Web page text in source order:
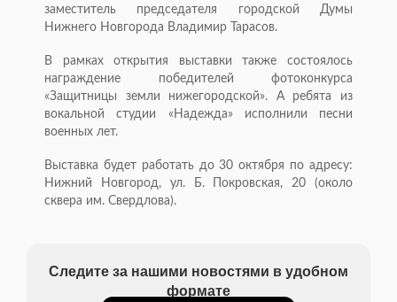
заместитель председателя городской Думы
Нижнего Новгорода Владимир Тарасов.
В рамках открытия выставки также состоялось
награждение победителей фотоконкурса
«Защитницы земли нижегородской». А ребята из
вокальной студии «Надежда» исполнили песни
военных лет.
Выставка будет работать до 30 октября по адресу:
Нижний Новгород, ул. Б. Покровская, 20 (около
сквера им. Свердлова).
Следите за нашими новостями в удобном
формате